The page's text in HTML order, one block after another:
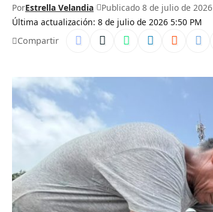
Última actualización: 8 de julio de 2026 5:50 PM
PorEstrella Velandia Publicado 8 de julio de 2026
Compartir